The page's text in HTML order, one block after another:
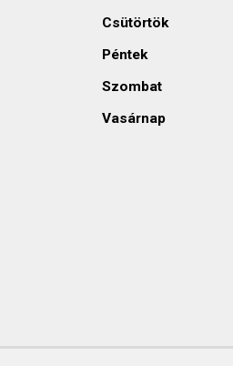
Csütörtök
Péntek
Szombat
Vasárnap